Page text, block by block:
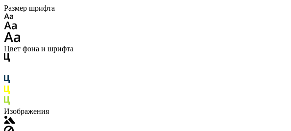
Размер шрифта
Цвет фона и шрифта
Изображения